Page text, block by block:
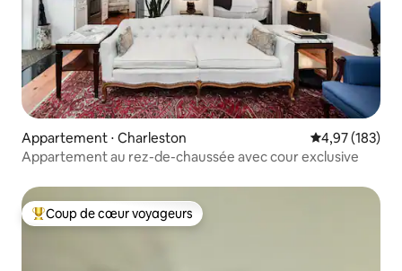
Appartement ⋅ Charleston Évaluation
4,97 (183)
Appartement au rez-de-chaussée avec cour exclusive
Coups de cœur voyageurs les plus appréciés
Coup de cœur voyageurs